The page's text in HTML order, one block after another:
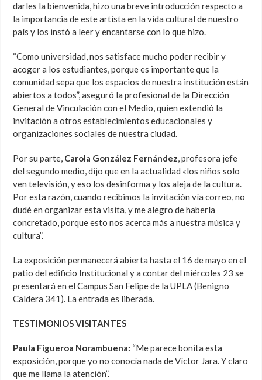
darles la bienvenida, hizo una breve introducción respecto a
la importancia de este artista en la vida cultural de nuestro
país y los instó a leer y encantarse con lo que hizo.
“Como universidad, nos satisface mucho poder recibir y
acoger a los estudiantes, porque es importante que la
comunidad sepa que los espacios de nuestra institución están
abiertos a todos”, aseguró la profesional de la Dirección
General de Vinculación con el Medio, quien extendió la
invitación a otros establecimientos educacionales y
organizaciones sociales de nuestra ciudad.
Por su parte, Carola González Fernández, profesora jefe
del segundo medio, dijo que en la actualidad «los niños solo
ven televisión, y eso los desinforma y los aleja de la cultura.
Por esta razón, cuando recibimos la invitación vía correo, no
dudé en organizar esta visita, y me alegro de haberla
concretado, porque esto nos acerca más a nuestra música y
cultura”.
La exposición permanecerá abierta hasta el 16 de mayo en el
patio del edificio Institucional y a contar del miércoles 23 se
presentará en el Campus San Felipe de la UPLA (Benigno
Caldera 341). La entrada es liberada.
TESTIMONIOS VISITANTES
Paula Figueroa Norambuena: “Me parece bonita esta
exposición, porque yo no conocía nada de Víctor Jara. Y claro
que me llama la atención”.